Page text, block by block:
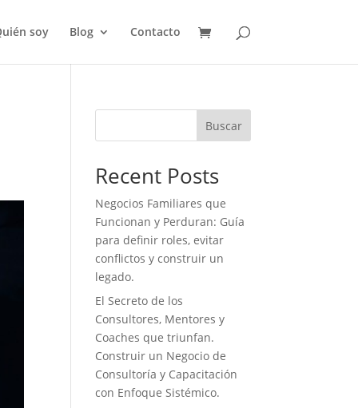
soy Blog Contacto
Buscar
Recent Posts
Negocios Familiares que
Funcionan y Perduran: Guía
para definir roles, evitar
conflictos y construir un
legado.
El Secreto de los
Consultores, Mentores y
Coaches que triunfan.
Construir un Negocio de
Consultoría y Capacitación
con Enfoque Sistémico.